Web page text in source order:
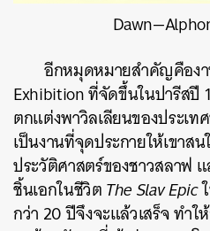
อีกหมุดหมายสำคัญคือง
Exhibition ที่จัดขึ้นในปารีสปี
ตกแต่งพาวิลเลียนของประเท
เป็นงานที่จุดประกายให้เขาส
ประวัติศาสตร์ของชาวสลาฟ
ชิ้นเอกในชีวิตThe Slav Epic
กว่า 20 ปีจึงจะแล้วเสร็จ ทำใ